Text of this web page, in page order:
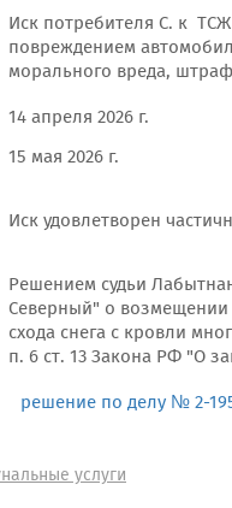
Иск потребителя С. к
повреждением
морального вреда,
14 апреля 2026 г.
15 мая 2026 г.
Иск удовлетворен
Решением судьи
Северный" о возмещении
схода снега с кровли
п. 6 ст. 13 Закона РФ "О
решение по делу № 2-
услуги